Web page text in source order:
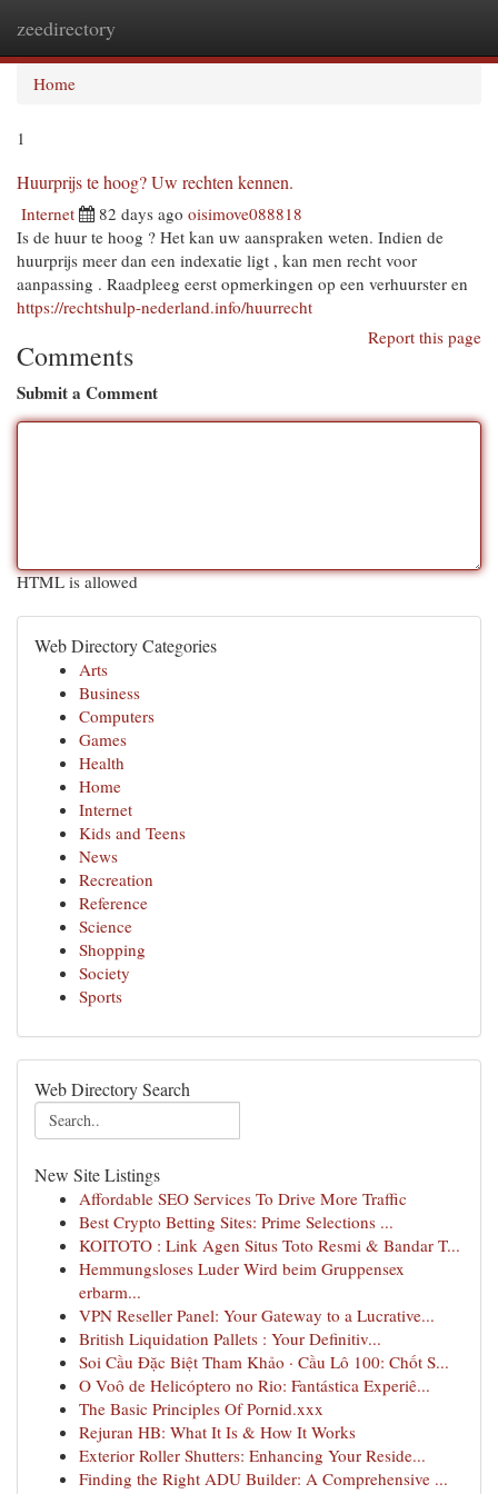
zeedirectory
Home
1
Huurprijs te hoog? Uw rechten kennen.
Internet 82 days ago oisimove088818
Is de huur te hoog ? Het kan uw aanspraken weten. Indien de
huurprijs meer dan een indexatie ligt , kan men recht voor
aanpassing . Raadpleeg eerst opmerkingen op een verhuurster en
https://rechtshulp-nederland.info/huurrecht
Report this page
Comments
Submit a Comment
HTML is allowed
Web Directory Categories
Arts
Business
Computers
Games
Health
Home
Internet
Kids and Teens
News
Recreation
Reference
Science
Shopping
Society
Sports
Web Directory Search
New Site Listings
Affordable SEO Services To Drive More Traffic
Best Crypto Betting Sites: Prime Selections ...
KOITOTO : Link Agen Situs Toto Resmi & Bandar T...
Hemmungsloses Luder Wird beim Gruppensex
erbarm...
VPN Reseller Panel: Your Gateway to a Lucrative...
British Liquidation Pallets : Your Definitiv...
Soi Cầu Đặc Biệt Tham Khảo · Cầu Lô 100: Chốt S...
O Voô de Helicóptero no Rio: Fantástica Experiê...
The Basic Principles Of Pornid.xxx
Rejuran HB: What It Is & How It Works
Exterior Roller Shutters: Enhancing Your Reside...
Finding the Right ADU Builder: A Comprehensive ...